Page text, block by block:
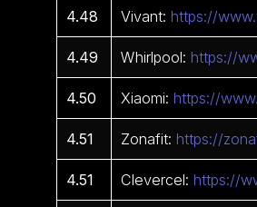
4.48 Vivant:https://
4.49 Whirlpool:https://
4.50 Xiaomi:https://
4.51 Zonafit:https://
4.51 Clevercel:https://